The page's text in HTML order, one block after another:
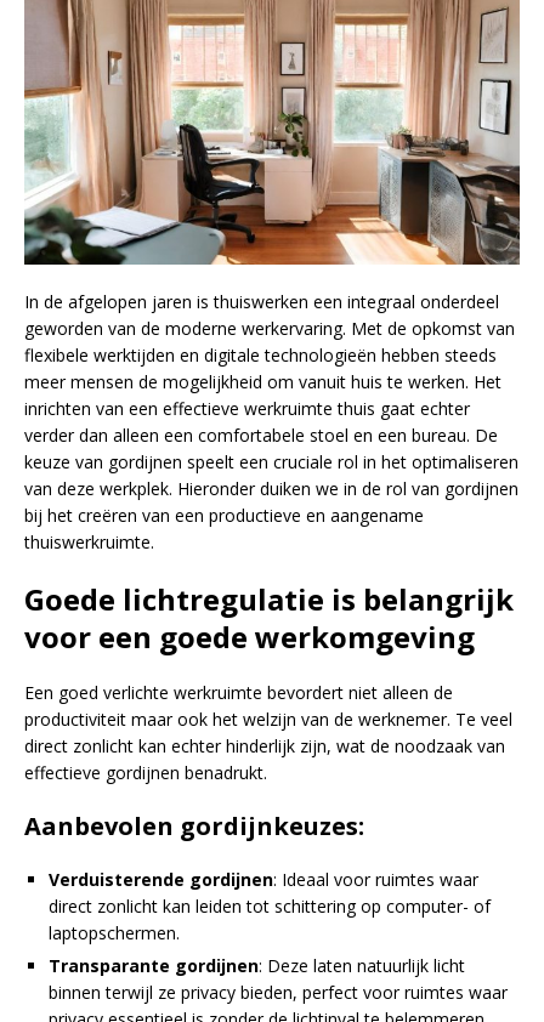
In de afgelopen jaren is thuiswerken een integraal onderdeel
geworden van de moderne werkervaring. Met de opkomst van
flexibele werktijden en digitale technologieën hebben steeds
meer mensen de mogelijkheid om vanuit huis te werken. Het
inrichten van een effectieve werkruimte thuis gaat echter
verder dan alleen een comfortabele stoel en een bureau. De
keuze van gordijnen speelt een cruciale rol in het optimaliseren
van deze werkplek. Hieronder duiken we in de rol van gordijnen
bij het creëren van een productieve en aangename
thuiswerkruimte.
Goede lichtregulatie is belangrijk
voor een goede werkomgeving
Een goed verlichte werkruimte bevordert niet alleen de
productiviteit maar ook het welzijn van de werknemer. Te veel
direct zonlicht kan echter hinderlijk zijn, wat de noodzaak van
effectieve gordijnen benadrukt.
Aanbevolen gordijnkeuzes:
Verduisterende gordijnen: Ideaal voor ruimtes waar
direct zonlicht kan leiden tot schittering op computer- of
laptopschermen.
Transparante gordijnen: Deze laten natuurlijk licht
binnen terwijl ze privacy bieden, perfect voor ruimtes waar